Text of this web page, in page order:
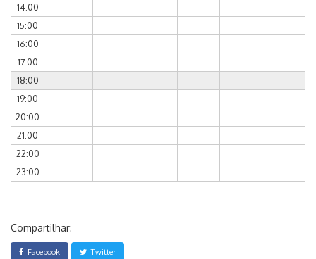
14:00
15:00
16:00
17:00
18:00
19:00
20:00
21:00
22:00
23:00
Compartilhar:
Facebook Twitter